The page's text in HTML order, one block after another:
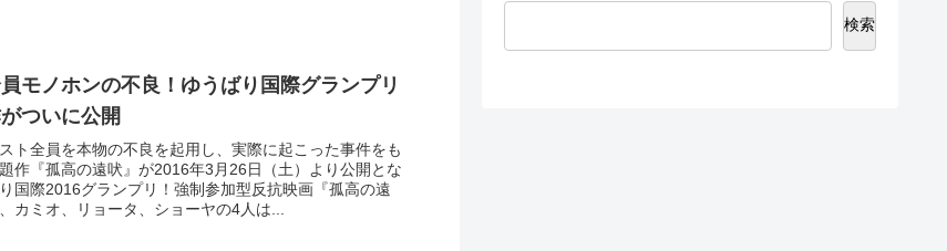
モノホンの不良！ゆうばり国際グランプリ
ついに公開
ト全員を本物の不良を起用し、実際に起こった事件をも
作『孤高の遠吠』が2016年3月26日（土）より公開とな
国際2016グランプリ！強制参加型反抗映画『孤高の遠
カミオ、リョータ、ショーヤの4人は...
検索